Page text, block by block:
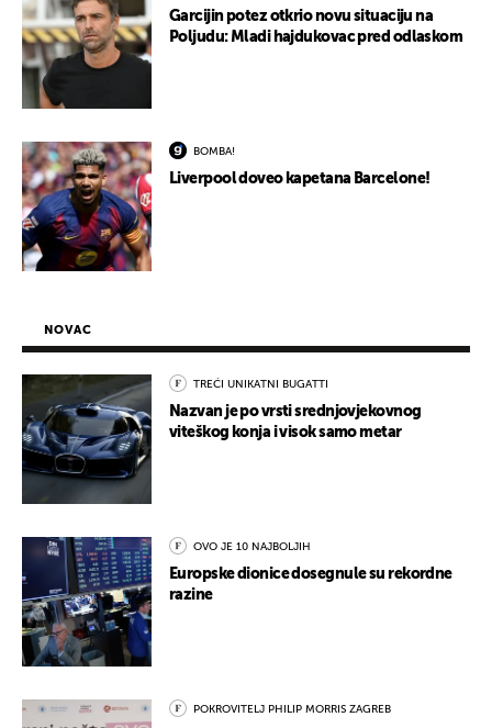
Garcijin potez otkrio novu situaciju na
Poljudu: Mladi hajdukovac pred odlaskom
BOMBA!
Liverpool doveo kapetana Barcelone!
NOVAC
TREĆI UNIKATNI BUGATTI
Nazvan je po vrsti srednjovjekovnog
viteškog konja i visok samo metar
OVO JE 10 NAJBOLJIH
Europske dionice dosegnule su rekordne
razine
POKROVITELJ PHILIP MORRIS ZAGREB